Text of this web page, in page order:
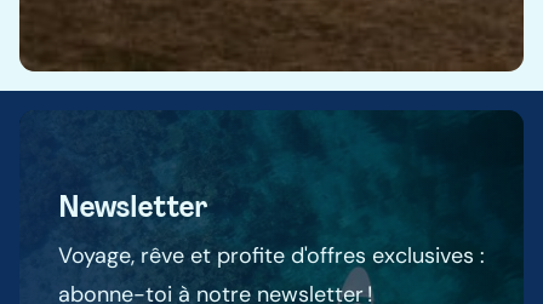
Newsletter
Voyage, rêve et profite d'offres exclusives :
abonne-toi à notre newsletter !